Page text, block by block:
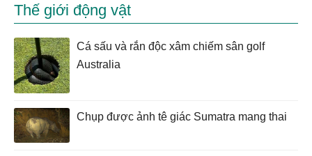
Thế giới động vật
Cá sấu và rắn độc xâm chiếm sân golf
Australia
Chụp được ảnh tê giác Sumatra mang thai